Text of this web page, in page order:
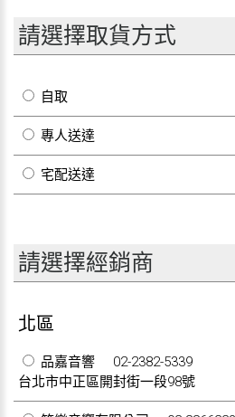
請選擇取貨方式
自取
專人送達
宅配送達
請選擇經銷商
北區
品嘉音響
02-2382-5339
台北市中正區開封街一段98號